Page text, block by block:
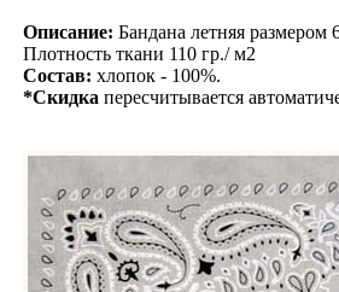
Описание: Бандана летняя
Плотность ткани 110 гр./ м2
Состав: хлопок - 100%.
*Скидка пересчитывается